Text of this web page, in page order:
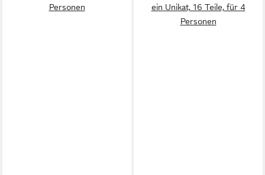
Personen
ein Unikat, 16 Teile, für 4
Personen